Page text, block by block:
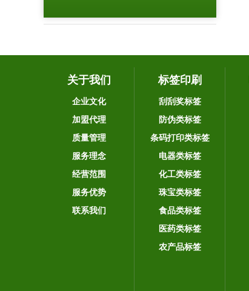
关于我们
企业文化
加盟代理
质量管理
服务理念
经营范围
服务优势
联系我们
标签印刷
刮刮奖标签
防伪类标签
条码打印类标签
电器类标签
化工类标签
珠宝类标签
食品类标签
医药类标签
农产品标签